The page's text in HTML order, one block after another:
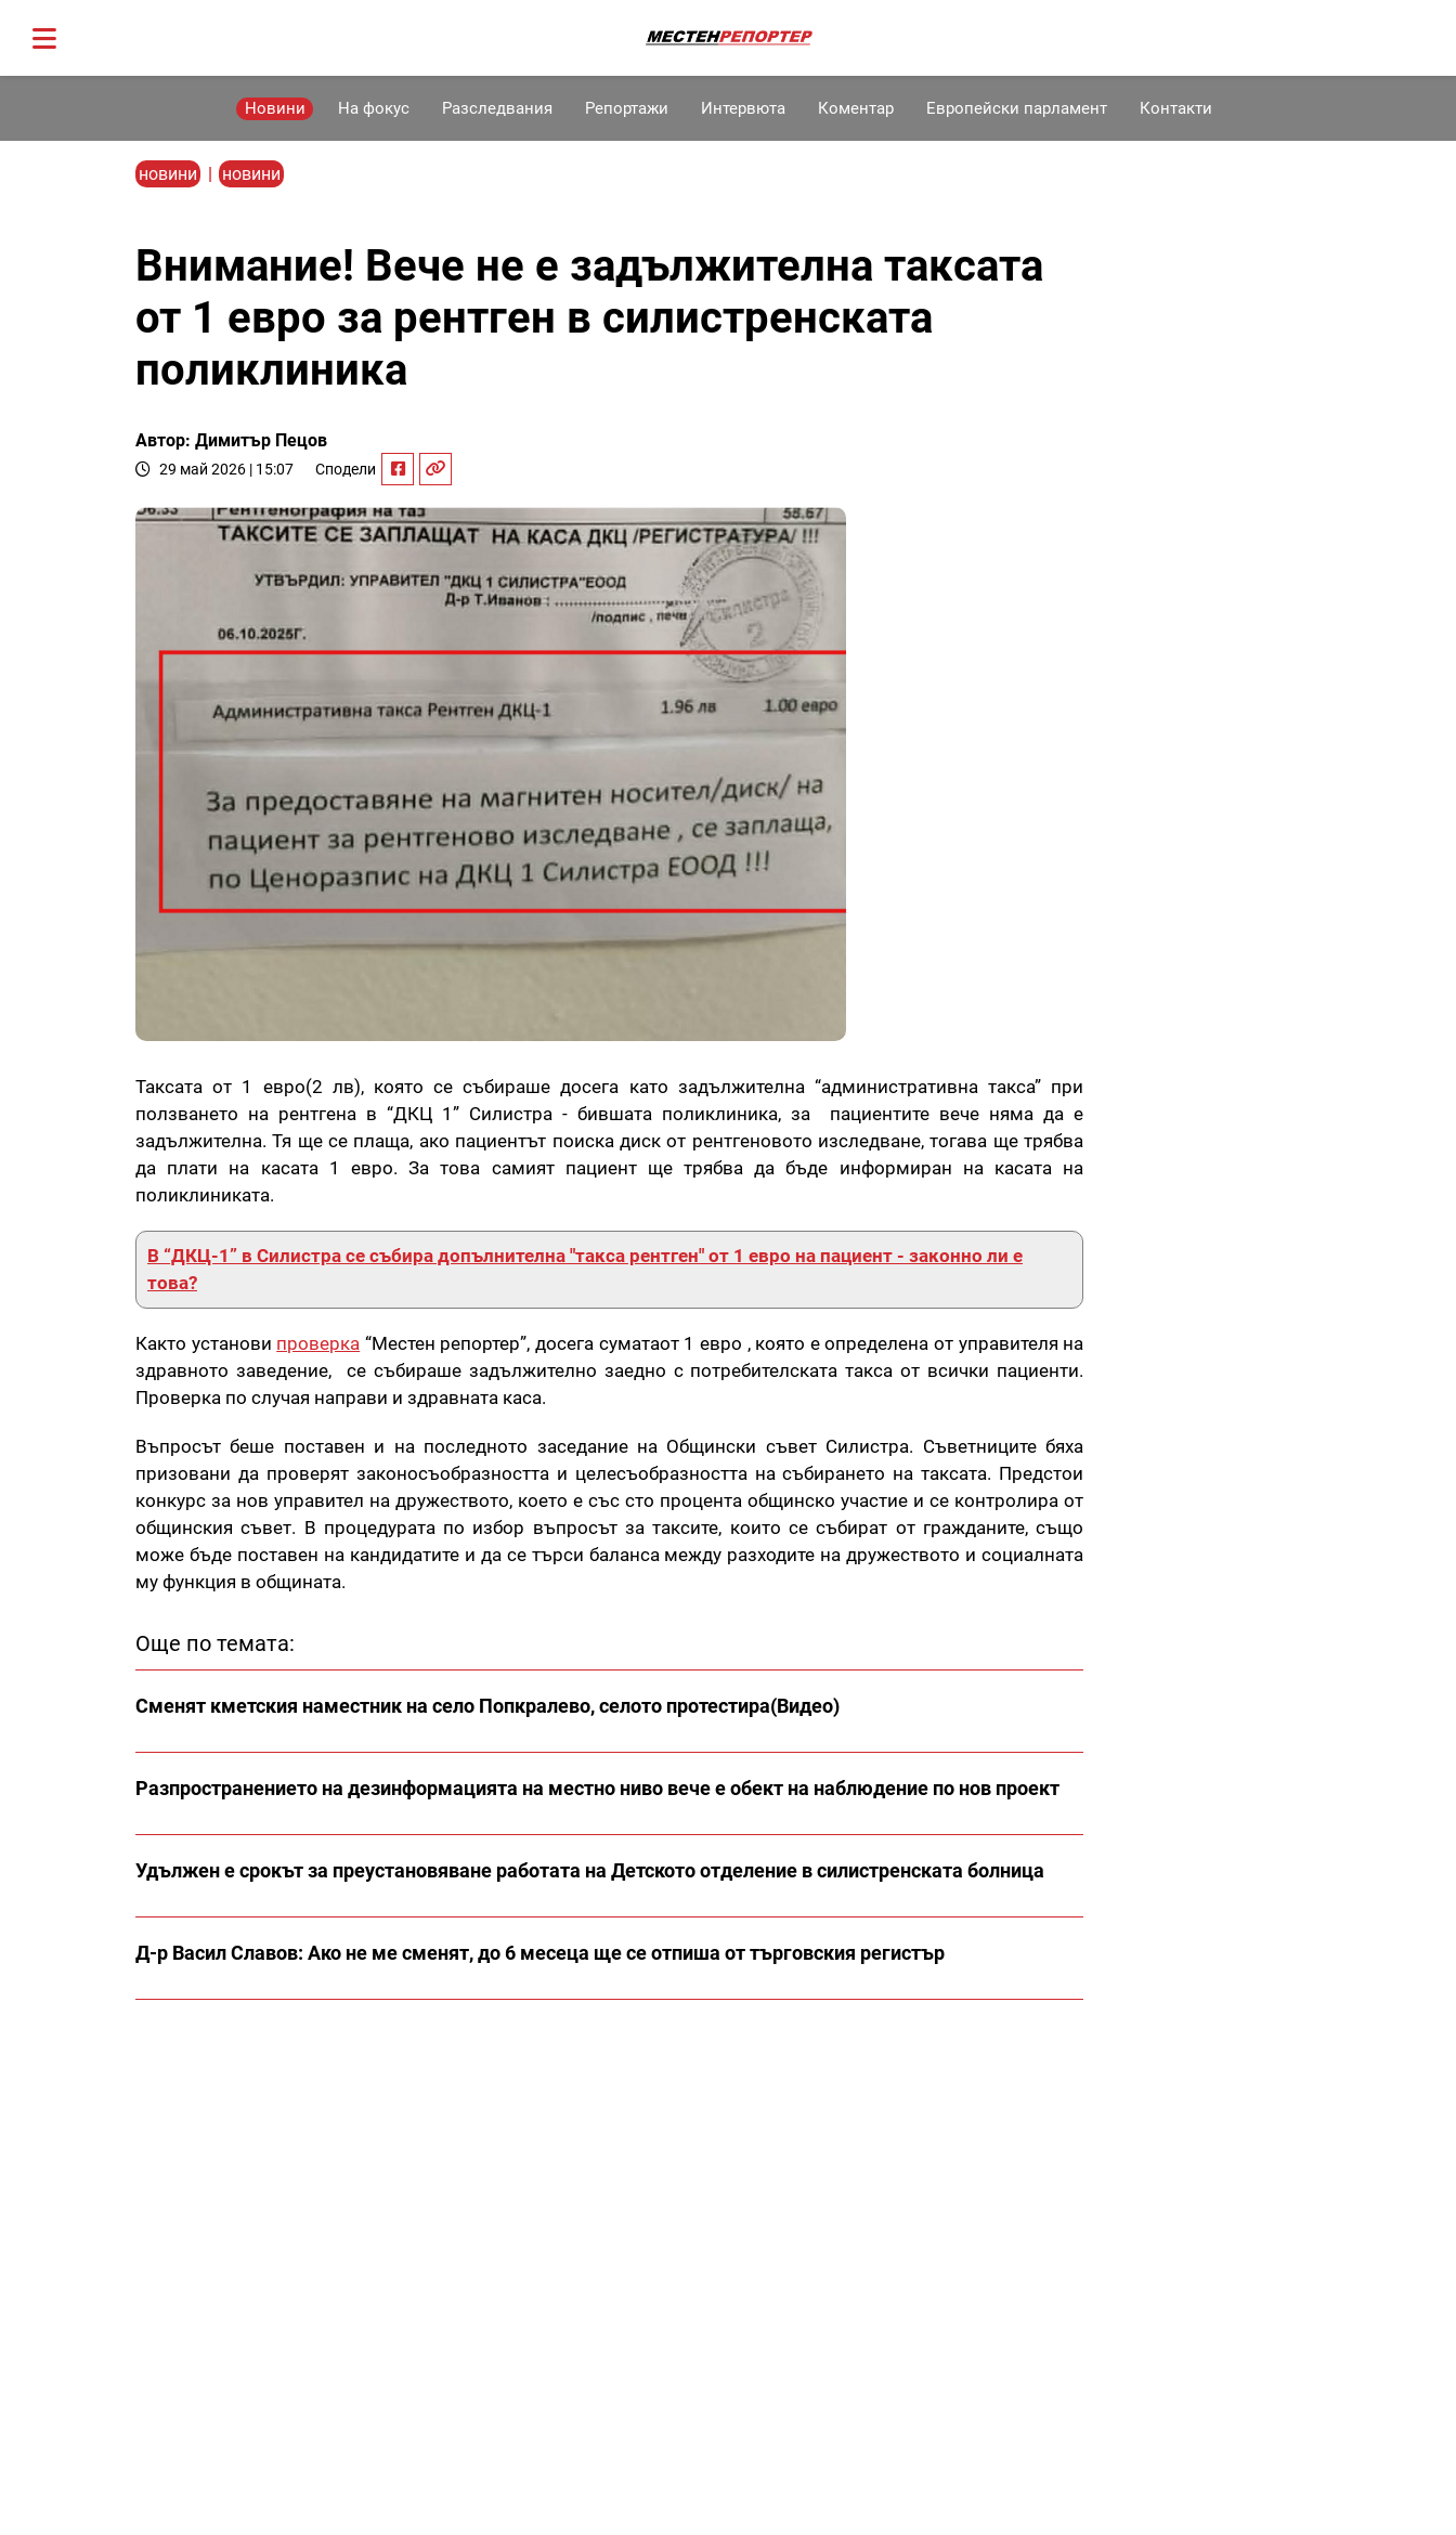
Новини На фокус Разследвания Репортажи Интервюта Коментар Европейски парламент Контакти
новини | новини
Внимание! Вече не е задължителна таксата
от 1 евро за рентген в силистренската
поликлиника
Автор: Димитър Пецов
29 май 2026 | 15:07 Сподели
Таксата от 1 евро(2 лв), която се събираше досега като задължителна “административна такса” при
ползването на рентгена в “ДКЦ 1” Силистра - бившата поликлиника, за пациентите вече няма да е
задължителна. Тя ще се плаща, ако пациентът поиска диск от рентгеновото изследване, тогава ще трябва
да плати на касата 1 евро. За това самият пациент ще трябва да бъде информиран на касата на
поликлиниката.
В “ДКЦ-1” в Силистра се събира допълнителна "такса рентген" от 1 евро на пациент - законно ли е
това?
Както установи проверка “Местен репортер”, досега суматаот 1 евро , която е определена от управителя на
здравното заведение, се събираше задължително заедно с потребителската такса от всички пациенти.
Проверка по случая направи и здравната каса.
Въпросът беше поставен и на последното заседание на Общински съвет Силистра. Съветниците бяха
призовани да проверят законосъобразността и целесъобразността на събирането на таксата. Предстои
конкурс за нов управител на дружеството, което е със сто процента общинско участие и се контролира от
общинския съвет. В процедурата по избор въпросът за таксите, които се събират от гражданите, също
може бъде поставен на кандидатите и да се търси баланса между разходите на дружеството и социалната
му функция в общината.
Още по темата:
Сменят кметския наместник на село Попкралево, селото протестира(Видео)
Разпространението на дезинформацията на местно ниво вече е обект на наблюдение по нов проект
Удължен е срокът за преустановяване работата на Детското отделение в силистренската болница
Д-р Васил Славов: Ако не ме сменят, до 6 месеца ще се отпиша от търговския регистър